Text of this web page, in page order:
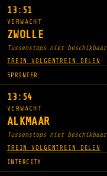
13:51
VERWACHT
ZWOLLE
Tussenstops niet beschikbaar
TREIN VOLGENTREIN DELEN
SPRINTER
13:54
VERWACHT
ALKMAAR
Tussenstops niet beschikbaar
TREIN VOLGENTREIN DELEN
INTERCITY